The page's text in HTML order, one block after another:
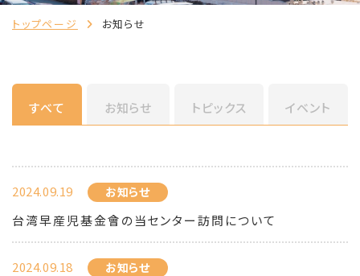
トップページ お知らせ
すべて お知らせ トピックス イベント
2024.09.19 お知らせ
台湾早産児基金會の当センター訪問について
2024.09.18 お知らせ